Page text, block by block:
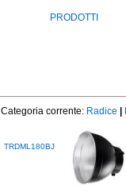
PRODOTTI
Categoria corrente: Radice
TRDML180BJ